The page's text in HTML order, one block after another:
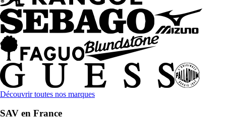
Découvrir toutes nos marques
SAV en France